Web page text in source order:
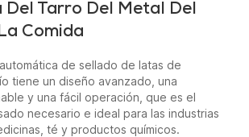
Del Tarro Del Metal Del
Comida
de sellado de latas de
tiene un diseño avanzado, una
y una fácil operación, que es el
necesario e ideal para las industrias
té y productos químicos.